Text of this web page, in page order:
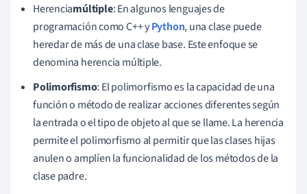
Herenciamúltiple: En algunos lenguajes de
programación como C++ yPython, una clase puede
heredar de más de una clase base. Este enfoque se
denomina herencia múltiple.
Polimorfismo: El polimorfismo es la capacidad de una
función o método de realizar acciones diferentes según
la entrada o el tipo de objeto al que se llame. La herencia
permite el polimorfismo al permitir que las clases hijas
anulen o amplíen la funcionalidad de los métodos de la
clase padre.